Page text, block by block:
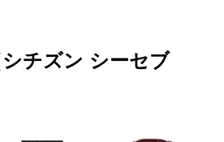
チズン シーセブ